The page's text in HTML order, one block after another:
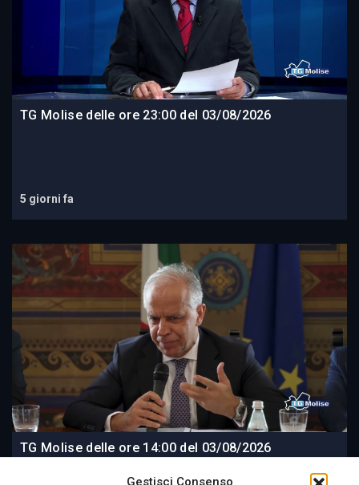
Gestisci Consenso
TG Molise delle ore 23:00 del 03/08/2026
5 giorni fa
TG Molise delle ore 14:00 del 03/08/2026